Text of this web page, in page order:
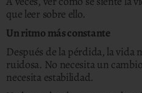
que leer sobre ello.
Un ritmo más constante
Después de la pérdida, la vida
ruidosa. No necesita un
necesita estabilidad.